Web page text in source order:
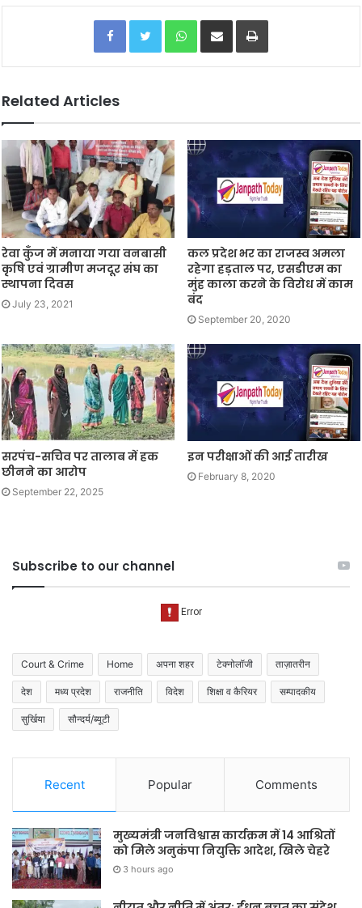
Facebook Twitter WhatsApp
Related Articles
रेवा कुँज में मनाया गया वनबासी
कृषि एवं ग्रामीण मजदूर संघ का
स्थापना दिवस
July 23, 2021
कल प्रदेश भर का राजस्व अमला
रहेगा हड़ताल पर, एसडीएम का
मुंह काला करने के विरोध में काम
बंद
September 20, 2020
सरपंच-सचिव पर तालाब में हक
छीनने का आरोप
September 22, 2025
इन परीक्षाओं की आई तारीख
February 8, 2020
Subscribe to our channel
Court & Crime Home अपना शहर टेक्नोलॉजी ताज़ातरीन
देश मध्य प्रदेश राजनीति विदेश शिक्षा व कैरियर सम्पादकीय
सुर्खिया सौन्दर्य/ब्यूटी
Recent Popular Comments
मुख्यमंत्री जनविश्वास कार्यक्रम में 14 आश्रितों
को मिले अनुकंपा नियुक्ति आदेश, खिले चेहरे
3 hours ago